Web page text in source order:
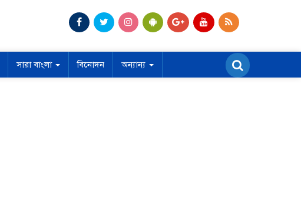
সারা বাংলা বিনোদন অন্যান্য